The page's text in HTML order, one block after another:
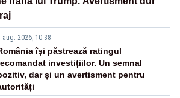
aug. 2026, 10:38
își păstrează ratingul
investițiilor. Un semnal
dar și un avertisment pentru